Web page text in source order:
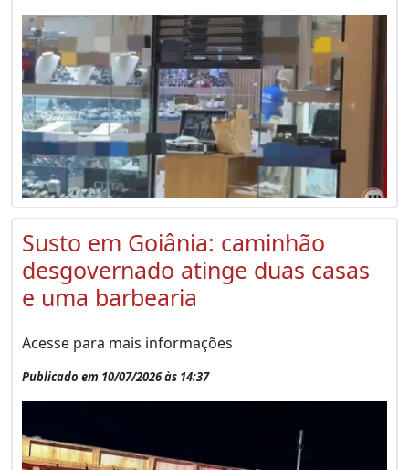
Susto em Goiânia: caminhão
desgovernado atinge duas casas
e uma barbearia
Acesse para mais informações
Publicado em 10/07/2026 às 14:37